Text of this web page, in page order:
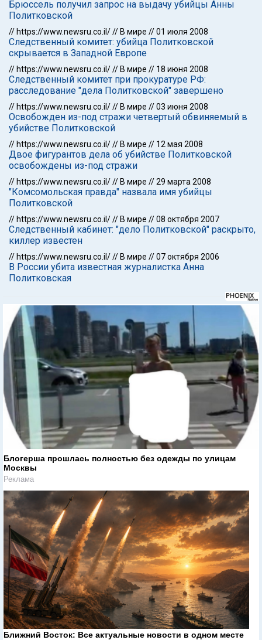
Брюссель получил запрос на выдачу убийцы Анны
Политковской
// https://www.newsru.co.il/// В мире //01 июля 2008
Следственный комитет: убийца Политковской
скрывается в Западной Европе
// https://www.newsru.co.il/// В мире // 18 июня 2008
Следственный комитет при прокуратуре РФ:
расследование "дела Политковской" завершено
// https://www.newsru.co.il/// В мире //03 июня 2008
Освобожден из-под стражи четвертый обвиняемый в
убийстве Политковской
// https://www.newsru.co.il/// В мире // 12 мая 2008
Двое фигурантов дела об убийстве Политковской
освобождены из-под стражи
// https://www.newsru.co.il/// В мире //29 марта 2008
"Комсомольская правда" назвала имя убийцы
Политковской
// https://www.newsru.co.il/// В мире //08 октября 2007
Следственный кабинет: "дело Политковской" раскрыто,
киллер известен
// https://www.newsru.co.il/// В мире //07 октября 2006
В России убита известная журналистка Анна
Политковская
Блогерша прошлась полностью без одежды по улицам
Москвы
Реклама
Ближний Восток: Все актуальные новости в одном месте